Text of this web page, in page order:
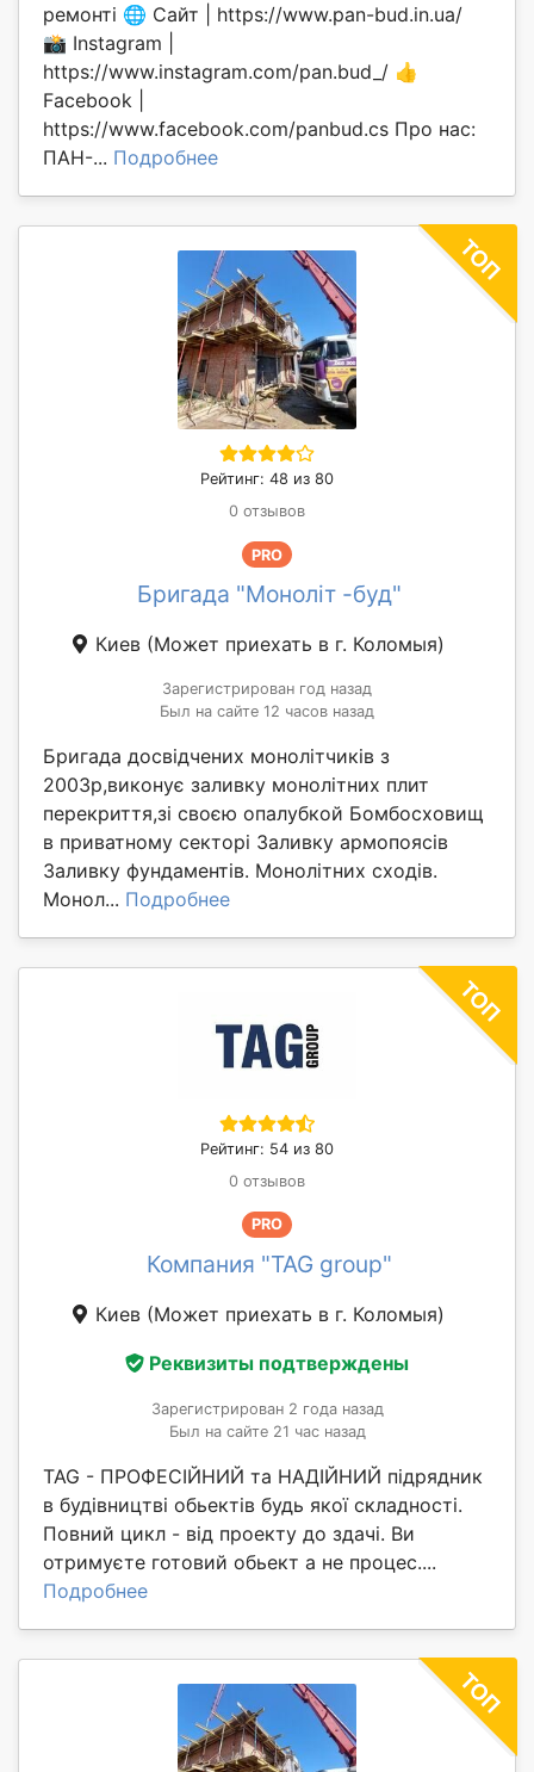
ремонті 🌐 Сайт | https://www.pan-bud.in.ua/
📸 Instagram |
https://www.instagram.com/pan.bud_/ 👍
Facebook |
https://www.facebook.com/panbud.cs Про нас:
ПАН-... Подробнее
Рейтинг: 48 из 80
0 отзывов
PRO
Бригада "Моноліт -буд"
Киев (Может приехать в г. Коломыя)
Зарегистрирован год назад
Был на сайте 12 часов назад
Бригада досвідчених монолітчиків з
2003р,виконує заливку монолітних плит
перекриття,зі своєю опалубкой Бомбосховищ
в приватному секторі Заливку армопоясів
Заливку фундаментів. Монолітних сходів.
Монол... Подробнее
Рейтинг: 54 из 80
0 отзывов
PRO
Компания "TAG group"
Киев (Может приехать в г. Коломыя)
Реквизиты подтверждены
Зарегистрирован 2 года назад
Был на сайте 21 час назад
TAG - ПРОФЕСІЙНИЙ та НАДІЙНИЙ підрядник
в будівництві обьектів будь якої складності.
Повний цикл - від проекту до здачі. Ви
отримуєте готовий обьект а не процес....
Подробнее